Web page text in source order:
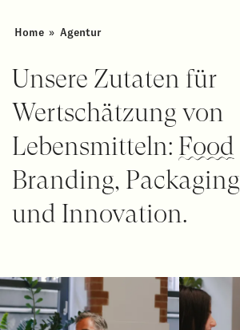
Home » Agentur
Unsere Zutaten für
Wertschätzung von
Lebensmitteln: Food
Branding, Packaging
und Innovation.